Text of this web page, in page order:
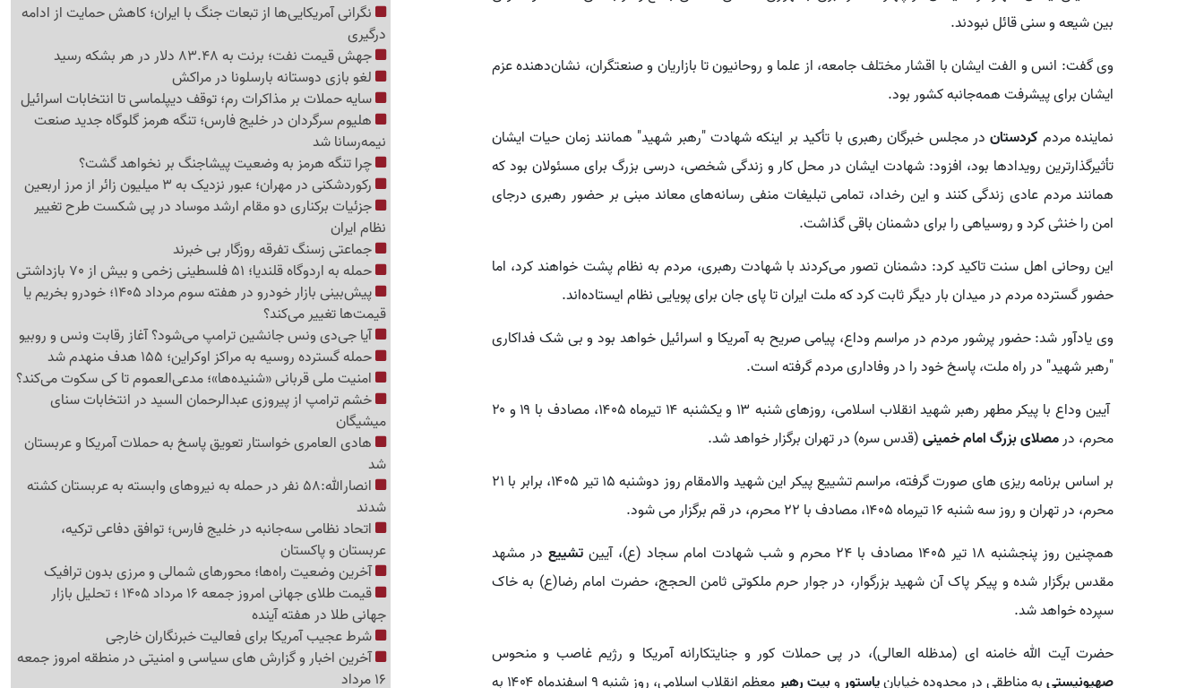
بین شیعه و سنی قائل نبودند.
وی گفت: انس و الفت ایشان با اقشار مختلف جامعه، از علما و روحانیون تا بازاریان و صنعتگران، نشان‌دهنده عزم
ایشان برای پیشرفت همه‌جانبه کشور بود.
نماینده مردم کردستان در مجلس خبرگان رهبری با تأکید بر اینکه شهادت "رهبر شهید" همانند زمان حیات ایشان
تأثیرگذارترین رویدادها بود، افزود: شهادت ایشان در محل کار و زندگی شخصی، درسی بزرگ برای مسئولان بود که
همانند مردم عادی زندگی کنند و این رخداد، تمامی تبلیغات منفی رسانه‌های معاند مبنی بر حضور رهبری درجای
امن را خنثی کرد و روسیاهی را برای دشمنان باقی گذاشت.
این روحانی اهل سنت تاکید کرد: دشمنان تصور می‌کردند با شهادت رهبری، مردم به نظام پشت خواهند کرد، اما
حضور گسترده مردم در میدان بار دیگر ثابت کرد که ملت ایران تا پای جان برای پویایی نظام ایستاده‌اند.
وی یادآور شد: حضور پرشور مردم در مراسم وداع، پیامی صریح به آمریکا و اسرائیل خواهد بود و بی شک فداکاری
"رهبر شهید" در راه ملت، پاسخ خود را در وفاداری مردم گرفته است.
آیین وداع با پیکر مطهر رهبر شهید انقلاب اسلامی، روزهای شنبه ۱۳ و یکشنبه ۱۴ تیرماه ۱۴۰۵، مصادف با ۱۹ و ۲۰
محرم، درمصلای بزرگ امام خمینی(قدس سره) در تهران برگزار خواهد شد.
بر اساس برنامه ریزی های صورت گرفته، مراسم تشییع پیکر این شهید والامقام روز دوشنبه ۱۵ تیر ۱۴۰۵، برابر با ۲۱
محرم، در تهران و روز سه شنبه ۱۶ تیرماه ۱۴۰۵، مصادف با ۲۲ محرم، در قم برگزار می شود.
همچنین روز پنجشنبه ۱۸ تیر ۱۴۰۵ مصادف با ۲۴ محرم و شب شهادت امام سجاد (ع)، آیین
تشییع در مشهد
مقدس برگزار شده و پیکر پاک آن شهید بزرگوار، در جوار حرم ملکوتی ثامن الحجج، حضرت امام رضا(ع) به خاک
سپرده خواهد شد.
حضرت آیت الله خامنه ای (مدظله العالی)، در پی حملات کور و جنایتکارانه آمریکا و رژیم غاصب و منحوس
صهیونیستیبه مناطقی در محدوده خیابانپاستوروبیت رهبر
معظم انقلاب اسلامی، روز شنبه ۹ اسفندماه ۱۴۰۴ به
نگرانی آمریکایی‌ها از تبعات جنگ با ایران؛ کاهش حمایت از ادامه
درگیری
جهش قیمت نفت؛ برنت به 83.48 دلار در هر بشکه رسید
لغو بازی دوستانه بارسلونا در مراکش
سایه حملات بر مذاکرات رم؛ توقف دیپلماسی تا انتخابات اسرائیل
هلیوم سرگردان در خلیج فارس؛ تنگه هرمز گلوگاه جدید صنعت
نیمه‌رسانا شد
چرا تنگه هرمز به وضعیت پیشاجنگ بر نخواهد گشت؟
رکوردشکنی در مهران؛ عبور نزدیک به 3 میلیون زائر از مرز اربعین
جزئیات برکناری دو مقام ارشد موساد در پی شکست طرح تغییر
نظام ایران
جماعتی زسنگ تفرقه روزگار بی خبرند
حمله به اردوگاه قلندیا؛ 51 فلسطینی زخمی و بیش از 70 بازداشتی
پیش‌بینی بازار خودرو در هفته سوم مرداد 1405؛ خودرو بخریم یا
قیمت‌ها تغییر می‌کند؟
آیا جی‌دی ونس جانشین ترامپ می‌شود؟ آغاز رقابت ونس و روبیو
حمله گسترده روسیه به مراکز اوکراین؛ 155 هدف منهدم شد
امنیت ملی قربانی «شنیده‌ها»؛ مدعی‌العموم تا کی سکوت می‌کند؟
خشم ترامپ از پیروزی عبدالرحمان السید در انتخابات سنای
میشیگان
هادی العامری خواستار تعویق پاسخ به حملات آمریکا و عربستان
شد
انصارالله:58 نفر در حمله به نیروهای وابسته به عربستان کشته
شدند
اتحاد نظامی سه‌جانبه در خلیج فارس؛ توافق دفاعی ترکیه،
عربستان و پاکستان
آخرین وضعیت راه‌ها؛ محورهای شمالی و مرزی بدون ترافیک
قیمت طلای جهانی امروز جمعه 16 مرداد 1405 ؛ تحلیل بازار
جهانی طلا در هفته آینده
شرط عجیب آمریکا برای فعالیت خبرنگاران خارجی
آخرین اخبار و گزارش های سیاسی و امنیتی در منطقه امروز جمعه
16 مرداد